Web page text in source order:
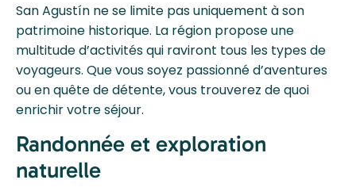
San Agustín ne se limite pas uniquement à son
patrimoine historique. La région propose une
multitude d’activités qui raviront tous les types de
voyageurs. Que vous soyez passionné d’aventures
ou en quête de détente, vous trouverez de quoi
enrichir votre séjour.
Randonnée et exploration
naturelle